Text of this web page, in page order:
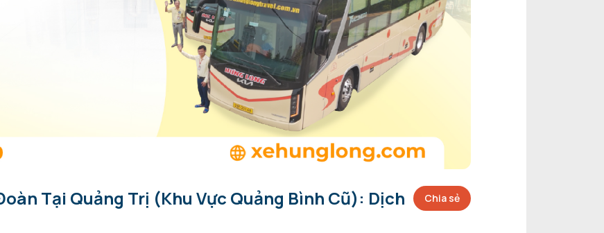
Tại Quảng Trị (Khu Vực Quảng Bình Cũ): Dịch
Chia sẻ